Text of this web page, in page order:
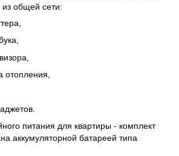
общей сети:
отопления,
питания для квартиры - комплект
аккумуляторной батареей типа